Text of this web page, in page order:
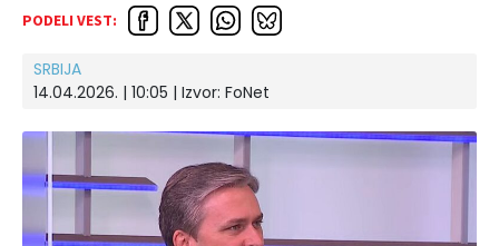
PODELI VEST:
SRBIJA
14.04.2026. | 10:05 | Izvor: FoNet